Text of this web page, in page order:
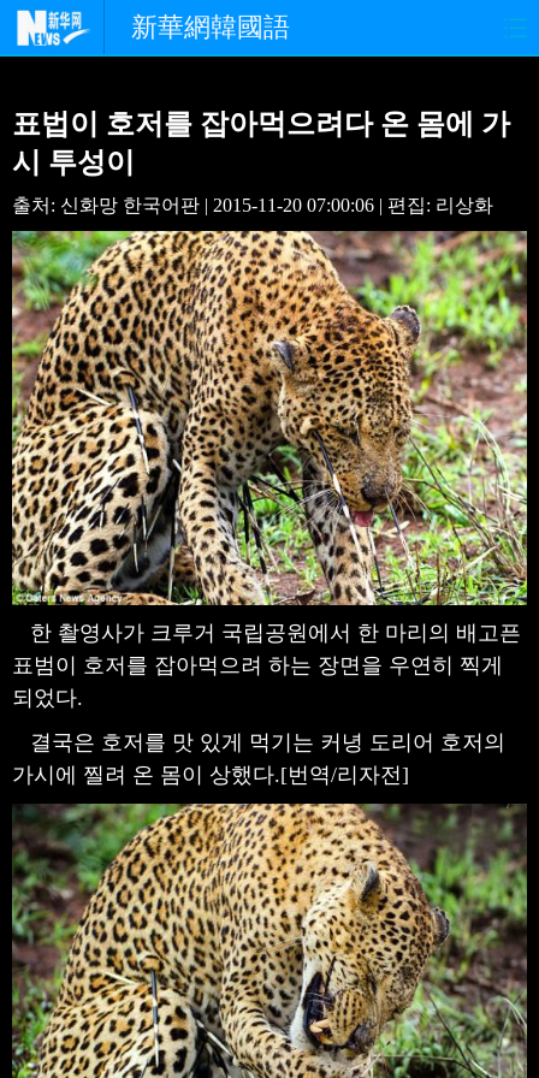
新華網韓國語
경제
중한교류 핫 TV 문화
연예 관광 오피니언
생생 중국어
표법이 호저를 잡아먹으려다 온 몸에 가
시 투성이
출처: 신화망 한국어판 | 2015-11-20 07:00:06 | 편집: 리상화
한 촬영사가 크루거 국립공원에서 한 마리의 배고픈
표범이 호저를 잡아먹으려 하는 장면을 우연히 찍게
되었다.
결국은 호저를 맛 있게 먹기는 커녕 도리어 호저의
가시에 찔려 온 몸이 상했다.[번역/리자전]